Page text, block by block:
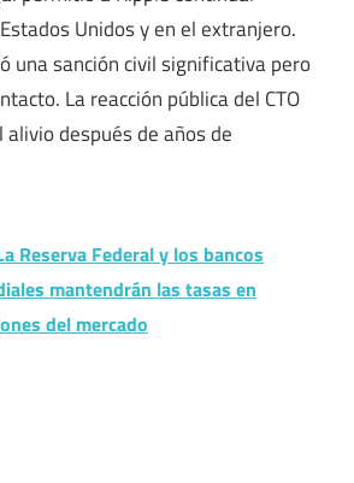
Unidos y en el extranjero.
una sanción civil significativa pero
La reacción pública del CTO
alivio después de años de
Reserva Federal y los bancos
mantendrán las tasas en
del mercado